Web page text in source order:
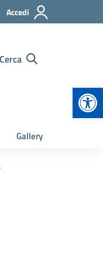
Accedi
Cerca
Gallery